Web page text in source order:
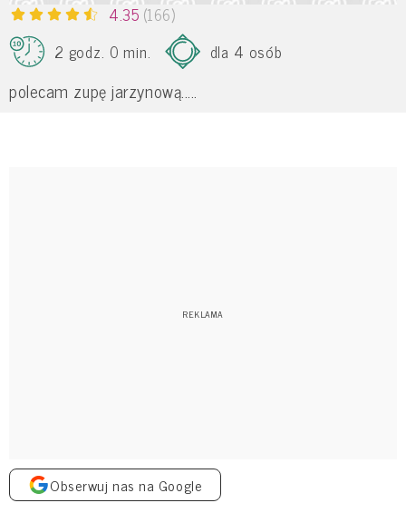
4.35 (166)
2 godz. 0 min.
dla 4 osób
polecam zupę jarzynową.....
Obserwuj nas na Google